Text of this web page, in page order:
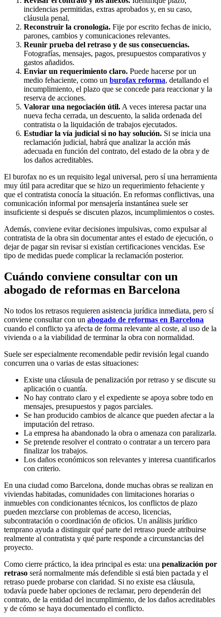
incidencias permitidas, extras aprobados y, en su caso,
cláusula penal.
Reconstruir la cronología. Fije por escrito fechas de inicio,
parones, cambios y comunicaciones relevantes.
Reunir prueba del retraso y de sus consecuencias.
Fotografías, mensajes, pagos, presupuestos comparativos y
gastos añadidos.
Enviar un requerimiento claro. Puede hacerse por un
medio fehaciente, como un burofax reforma, detallando el
incumplimiento, el plazo que se concede para reaccionar y la
reserva de acciones.
Valorar una negociación útil. A veces interesa pactar una
nueva fecha cerrada, un descuento, la salida ordenada del
contratista o la liquidación de trabajos ejecutados.
Estudiar la vía judicial si no hay solución. Si se inicia una
reclamación judicial, habrá que analizar la acción más
adecuada en función del contrato, del estado de la obra y de
los daños acreditables.
El burofax no es un requisito legal universal, pero sí una herramienta
muy útil para acreditar que se hizo un requerimiento fehaciente y
que el contratista conocía la situación. En reformas conflictivas, una
comunicación informal por mensajería instantánea suele ser
insuficiente si después se discuten plazos, incumplimientos o costes.
Además, conviene evitar decisiones impulsivas, como expulsar al
contratista de la obra sin documentar antes el estado de ejecución, o
dejar de pagar sin revisar si existían certificaciones vencidas. Ese
tipo de medidas puede complicar la reclamación posterior.
Cuándo conviene consultar con un
abogado de reformas en Barcelona
No todos los retrasos requieren asistencia jurídica inmediata, pero sí
conviene consultar con un abogado de reformas en Barcelona
cuando el conflicto ya afecta de forma relevante al coste, al uso de la
vivienda o a la viabilidad de terminar la obra con normalidad.
Suele ser especialmente recomendable pedir revisión legal cuando
concurren una o varias de estas situaciones:
Existe una cláusula de penalización por retraso y se discute su
aplicación o cuantía.
No hay contrato claro y el expediente se apoya sobre todo en
mensajes, presupuestos y pagos parciales.
Se han producido cambios de alcance que pueden afectar a la
imputación del retraso.
La empresa ha abandonado la obra o amenaza con paralizarla.
Se pretende resolver el contrato o contratar a un tercero para
finalizar los trabajos.
Los daños económicos son relevantes y interesa cuantificarlos
con criterio.
En una ciudad como Barcelona, donde muchas obras se realizan en
viviendas habitadas, comunidades con limitaciones horarias o
inmuebles con condicionantes técnicos, los conflictos de plazo
pueden mezclarse con problemas de acceso, licencias,
subcontratación o coordinación de oficios. Un análisis jurídico
temprano ayuda a distinguir qué parte del retraso puede atribuirse
realmente al contratista y qué parte responde a circunstancias del
proyecto.
Como cierre práctico, la idea principal es esta: una penalización por
retraso será normalmente más defendible si está bien pactada y el
retraso puede probarse con claridad. Si no existe esa cláusula,
todavía puede haber opciones de reclamar, pero dependerán del
contrato, de la entidad del incumplimiento, de los daños acreditables
y de cómo se haya documentado el conflicto.